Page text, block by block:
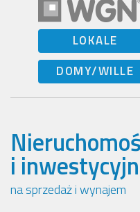
LOKALE
DOMY/WILLE
i
na sprzedaż i wynajem